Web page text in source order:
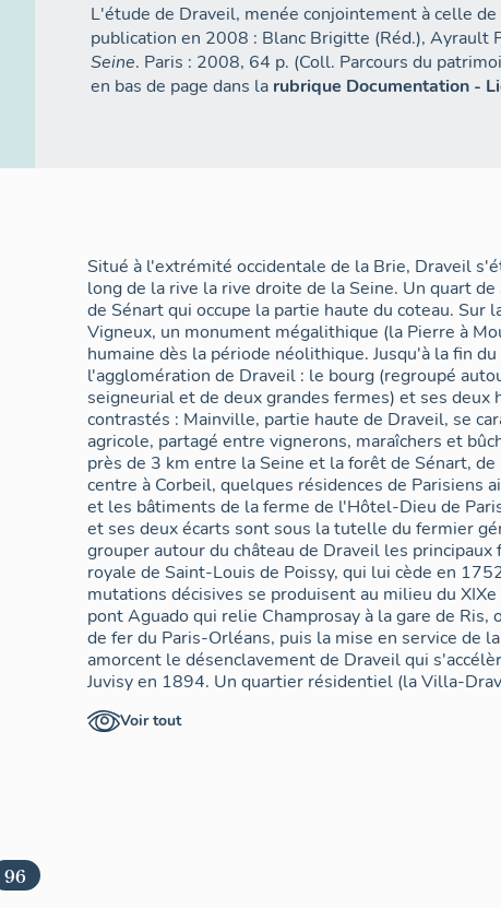
L'étude de Draveil, menée conjointement à celle
publication en 2008 : Blanc Brigitte (Réd.), Ayrault
Seine. Paris : 2008, 64 p. (Coll. Parcours du patrimoine, Région Ile-de-France, n°345). Voir
en bas de page dans la rubrique Documentation -
Situé à l'extrémité occidentale de la Brie, Draveil
long de la rive la rive droite de la Seine. Un quart
de Sénart qui occupe la partie haute du coteau.
Vigneux, un monument mégalithique (la Pierre à
humaine dès la période néolithique. Jusqu'à la fin
l'agglomération de Draveil : le bourg (regroupé
seigneurial et de deux grandes fermes) et ses deux
contrastés : Mainville, partie haute de Draveil, se
agricole, partagé entre vignerons, maraîchers et
près de 3 km entre la Seine et la forêt de Sénart,
centre à Corbeil, quelques résidences de Parisiens
et les bâtiments de la ferme de l'Hôtel-Dieu de
et ses deux écarts sont sous la tutelle du fermier
grouper autour du château de Draveil les
royale de Saint-Louis de Poissy, qui lui cède en
mutations décisives se produisent au milieu du
pont Aguado qui relie Champrosay à la gare de
de fer du Paris-Orléans, puis la mise en service de
amorcent le désenclavement de Draveil qui
Juvisy en 1894. Un quartier résidentiel (la Villa-
Draveil pour le transformer en cité-jardin dans un
Voir tout
96